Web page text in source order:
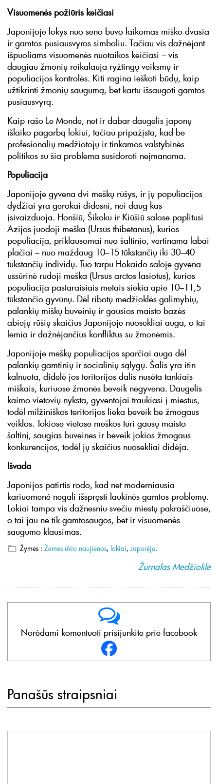
Visuomenės požiūris keičiasi
Japonijoje lokys nuo seno buvo laikomas miško dvasia
ir gamtos pusiausvyros simboliu. Tačiau vis dažnėjant
išpuoliams visuomenės nuotaikos keičiasi – vis
daugiau žmonių reikalauja ryžtingų veiksmų ir
populiacijos kontrolės. Kiti ragina ieškoti būdų, kaip
užtikrinti žmonių saugumą, bet kartu išsaugoti gamtos
pusiausvyrą.
Kaip rašo Le Monde, net ir dabar daugelis japonų
išlaiko pagarbą lokiui, tačiau pripažįsta, kad be
profesionalių medžiotojų ir tinkamos valstybinės
politikos su šia problema susidoroti neįmanoma.
Populiacija
Japonijoje gyvena dvi meškų rūšys, ir jų populiacijos
dydžiai yra gerokai didesni, nei daug kas
įsivaizduoja. Honšiū, Šikoku ir Kiūšiū salose paplitusi
Azijos juodoji meška (Ursus thibetanus), kurios
populiacija, priklausomai nuo šaltinio, vertinama labai
plačiai – nuo maždaug 10–15 tūkstančių iki 30–40
tūkstančių individų. Tuo tarpu Hokaido saloje gyvena
ussūrinė rudoji meška (Ursus arctos lasiotus), kurios
populiacija pastaraisiais metais siekia apie 10–11,5
tūkstančio gyvūnų. Dėl ribotų medžioklės galimybių,
palankių miškų buveinių ir gausios maisto bazės
abiejų rūšių skaičius Japonijoje nuosekliai auga, o tai
lemia ir dažnėjančius konfliktus su žmonėmis.
Japonijoje meškų populiacijos sparčiai auga dėl
palankių gamtinių ir socialinių sąlygų. Šalis yra itin
kalnuota, didelė jos teritorijos dalis nusėta tankiais
miškais, kuriuose žmonės beveik negyvena. Daugelis
kaimo vietovių nyksta, gyventojai traukiasi į miestus,
todėl milžiniškos teritorijos lieka beveik be žmogaus
veiklos. Tokiose vietose meškos turi gausų maisto
šaltinį, saugias buveines ir beveik jokios žmogaus
konkurencijos, todėl jų skaičius nuosekliai didėja.
Išvada
Japonijos patirtis rodo, kad net moderniausia
kariuomenė negali išspręsti laukinės gamtos problemų.
Lokiai tampa vis dažnesniu svečiu miestų pakraščiuose,
o tai jau ne tik gamtosaugos, bet ir visuomenės
saugumo klausimas.
Žymės : Žemės ūkio naujienos, lokiai,Japonija.
Žurnalas Medžioklė
Norėdami komentuoti prisijunkite prie facebook
Panašūs straipsniai